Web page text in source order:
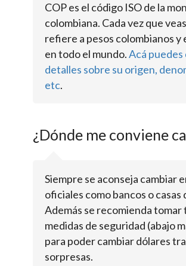
COP es el código ISO de la
colombiana. Cada vez que
refiere a pesos colombianos y
en todo el mundo.Acá puedes
detalles sobre su origen,
etc.
¿Dónde me conviene
Siempre se aconseja cambiar
oficiales como bancos o casas
Además se recomienda tomar
medidas de seguridad (abajo
para poder cambiar dólares
sorpresas.